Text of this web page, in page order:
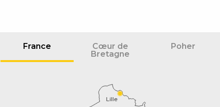
France
Cœur de
Bretagne
Poher
Lille